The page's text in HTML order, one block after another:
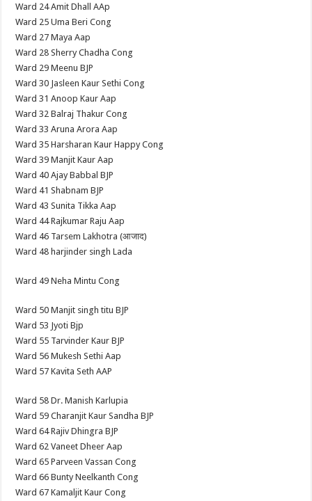
Ward 24 Amit Dhall AAp
Ward 25 Uma Beri Cong
Ward 27 Maya Aap
Ward 28 Sherry Chadha Cong
Ward 29 Meenu BJP
Ward 30 Jasleen Kaur Sethi Cong
Ward 31 Anoop Kaur Aap
Ward 32 Balraj Thakur Cong
Ward 33 Aruna Arora Aap
Ward 35 Harsharan Kaur Happy Cong
Ward 39 Manjit Kaur Aap
Ward 40 Ajay Babbal BJP
Ward 41 Shabnam BJP
Ward 43 Sunita Tikka Aap
Ward 44 Rajkumar Raju Aap
Ward 46 Tarsem Lakhotra (आजाद)
Ward 48 harjinder singh Lada
Ward 49 Neha Mintu Cong
Ward 50 Manjit singh titu BJP
Ward 53 Jyoti Bjp
Ward 55 Tarvinder Kaur BJP
Ward 56 Mukesh Sethi Aap
Ward 57 Kavita Seth AAP
Ward 58 Dr. Manish Karlupia
Ward 59 Charanjit Kaur Sandha BJP
Ward 64 Rajiv Dhingra BJP
Ward 62 Vaneet Dheer Aap
Ward 65 Parveen Vassan Cong
Ward 66 Bunty Neelkanth Cong
Ward 67 Kamaljit Kaur Cong